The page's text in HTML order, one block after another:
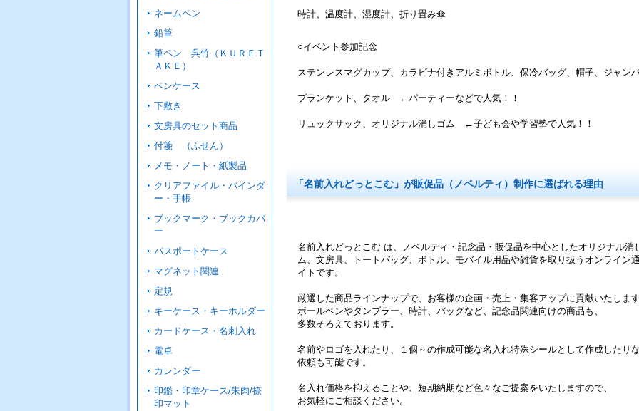
ネームペン
鉛筆
筆ペン 呉竹（ＫＵＲＥＴ
ＡＫＥ）
ペンケース
下敷き
文房具のセット商品
付箋 （ふせん）
メモ・ノート・紙製品
クリアファイル・バインダ
ー・手帳
ブックマーク・ブックカバ
ー
パスポートケース
マグネット関連
定規
キーケース・キーホルダー
カードケース・名刺入れ
電卓
カレンダー
印鑑・印章ケース/朱肉/捺
印マット
時計、温度計、湿度計、折り畳み傘
○イベント参加記念
ステンレスマグカップ、カラビナ付きアルミボトル、保冷バッグ、帽子、ジャン
ブランケット、タオル ←パーティーなどで人気！！
リュックサック、オリジナル消しゴム ←子ども会や学習塾で人気！！
「名前入れどっとこむ」が販促品（ノベルティ）制作に選ばれる理由
名前入れどっとこむ は、ノベルティ・記念品・販促品を中心としたオリジナル消
ム、文房具、トートバッグ、ボトル、モバイル用品や雑貨を取り扱うオンライン
イトです。
厳選した商品ラインナップで、お客様の企画・売上・集客アップに貢献いたしま
ボールペンやタンブラー、時計、バッグなど、記念品関連向けの商品も、
多数そろえております。
名前やロゴを入れたり、１個～の作成可能な名入れ特殊シールとして作成したり
依頼も可能です。
名入れ価格を抑えることや、短期納期など色々なご提案をいたしますので、
お気軽にご相談ください。